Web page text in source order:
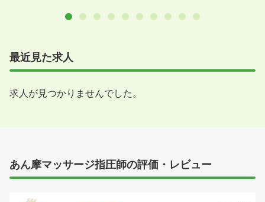
最近見た求人
求人が見つかりませんでした。
あん摩マッサージ指圧師の評価・レビュー